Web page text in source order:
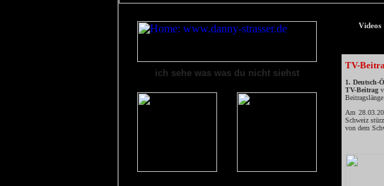
ich sehe was was du nicht siehst
Videos
TV-
1. Deutsch-
TV-Beitrag
Am
Schweiz
von dem